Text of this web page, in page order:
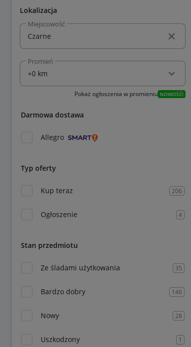
Lokalizacja
Miejscowość
Promień
Pokaż ogłoszenia w promieniu NOWOŚĆ!
Darmowa dostawa
Allegro
Typ oferty
Kup teraz 206
Ogłoszenie 4
Stan przedmiotu
Ze śladami użytkowania 35
Bardzo dobry 146
Nowy 28
Uszkodzony 1